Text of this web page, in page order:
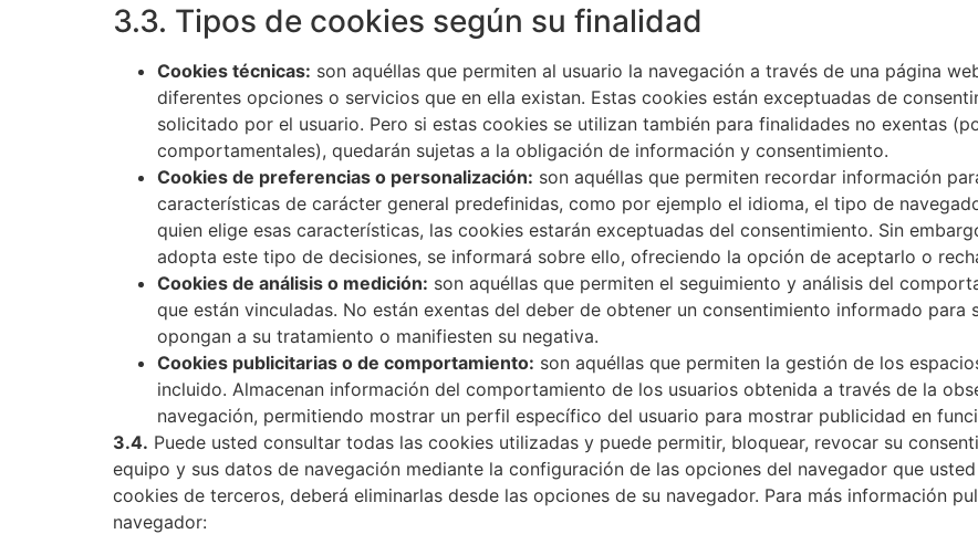
3.3. Tipos de cookies según su finalidad
Cookies técnicas: son aquéllas que permiten al usuario la navegación a través de una página
diferentes opciones o servicios que en ella existan. Estas cookies están exceptuadas de
solicitado por el usuario. Pero si estas cookies se utilizan también para finalidades no exentas
comportamentales), quedarán sujetas a la obligación de información y consentimiento.
Cookies de preferencias o personalización: son aquéllas que permiten recordar información
características de carácter general predefinidas, como por ejemplo el idioma, el tipo de
quien elige esas características, las cookies estarán exceptuadas del consentimiento. Sin
adopta este tipo de decisiones, se informará sobre ello, ofreciendo la opción de aceptarlo o
Cookies de análisis o medición: son aquéllas que permiten el seguimiento y análisis del
que están vinculadas. No están exentas del deber de obtener un consentimiento informado para
opongan a su tratamiento o manifiesten su negativa.
Cookies publicitarias o de comportamiento: son aquéllas que permiten la gestión de los
incluido. Almacenan información del comportamiento de los usuarios obtenida a través de la
navegación, permitiendo mostrar un perfil específico del usuario para mostrar publicidad en
3.4. Puede usted consultar todas las cookies utilizadas y puede permitir, bloquear, revocar su
equipo y sus datos de navegación mediante la configuración de las opciones del navegador que
cookies de terceros, deberá eliminarlas desde las opciones de su navegador. Para más información
navegador: